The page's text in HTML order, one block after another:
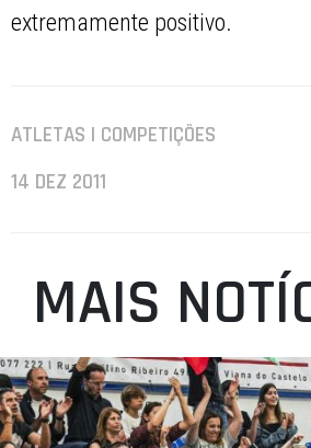
extremamente positivo.
ATLETAS | COMPETIÇÕES
14 DEZ 2011
MAIS